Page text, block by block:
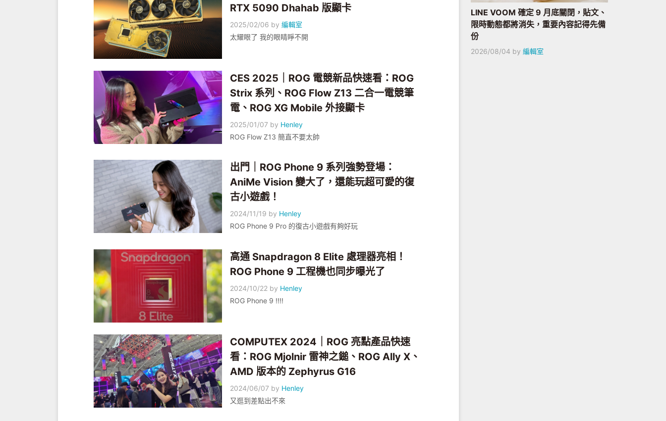
RTX 5090 Dhahab 版顯卡
2025/02/06 by編輯室
太耀眼了 我的眼睛睜不開
CES 2025｜ROG 電競新品快速看：ROG
Strix 系列、ROG Flow Z13 二合一電競筆
電、ROG XG Mobile 外接顯卡
2025/01/07 by Henley
ROG Flow Z13 簡直不要太帥
出門｜ROG Phone 9 系列強勢登場：
AniMe Vision 變大了，還能玩超可愛的復
古小遊戲！
2024/11/19 by Henley
ROG Phone 9 Pro 的復古小遊戲有夠好玩
高通 Snapdragon 8 Elite 處理器亮相！
ROG Phone 9 工程機也同步曝光了
2024/10/22 by Henley
ROG Phone 9 !!!!
COMPUTEX 2024｜ROG 亮點產品快速
看：ROG Mjolnir 雷神之鎚、ROG Ally X、
AMD 版本的 Zephyrus G16
2024/06/07 by Henley
又逛到差點出不來
LINE VOOM 確定 9 月底關閉，貼文、
限時動態都將消失，重要內容記得先備
份
2026/08/04 by 編輯室